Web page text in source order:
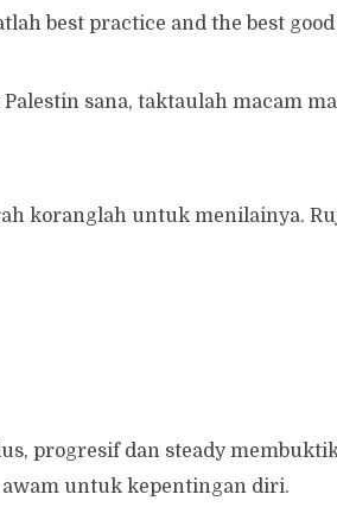
best practice and the best
sana, taktaulah macam
koranglah untuk menilainya.
progresif dan steady
untuk kepentingan diri.